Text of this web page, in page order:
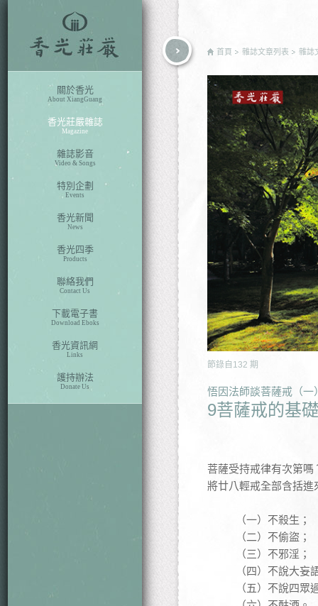
關於香光
About XiangGuang
香光莊嚴雜誌
Magazine
雜誌影音
Video & Songs
特別企劃
Events
香光新聞
News
香光四季
Products
聯絡我們
Contact Us
下載電子書
Download Eboks
香光資訊網
Links
護持辦法
Donate Us
首頁 雜誌文章列表 雜誌
節錄自 132 期
悟因法師談菩薩戒（
9菩薩戒的基
菩薩受持戒律有次第
將廿八輕戒全部含括
（一）不殺生；
（二）不偷盜；
（三）不邪淫；
（四）不說大妄
（五）不說四眾